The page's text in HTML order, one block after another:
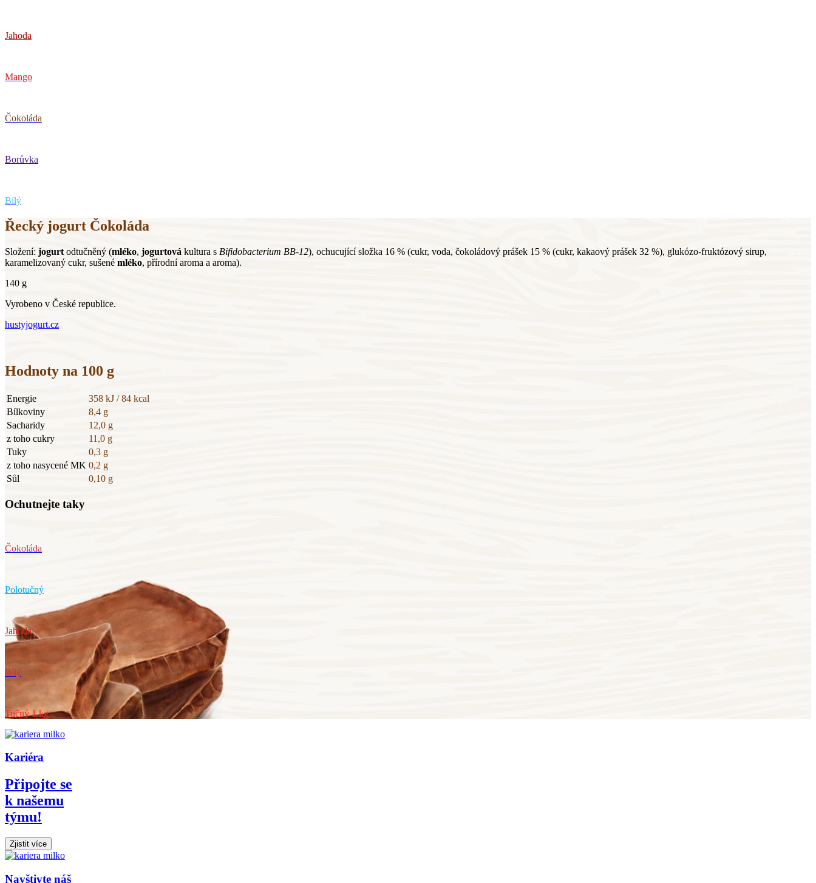
Jahoda
Mango
Čokoláda
Borůvka
Bílý
Řecký jogurt Čokoláda
Složení: jogurt odtučněný (mléko, jogurtová kultura s Bifidobacterium BB-12), ochucující složka 16 % (cukr, voda, čokoládový prášek 15 % (cukr, kakaový prášek 32 %), glukózo-fruktózový sirup,
karamelizovaný cukr, sušené mléko, přírodní aroma a aroma).
140 g
Vyrobeno v České republice.
hustyjogurt.cz
Hodnoty na 100 g
Energie
358 kJ / 84 kcal
Bílkoviny
8,4 g
Sacharidy
12,0 g
z toho cukry
11,0 g
Tuky
0,3 g
z toho nasycené MK 0,2 g
Sůl
0,10 g
Ochutnejte taky
Čokoláda
Polotučný
Jahoda
Bílý
Tučný 1 kg
Kariéra
Připojte se
k našemu
týmu!
Zjistit více
Navštivte náš